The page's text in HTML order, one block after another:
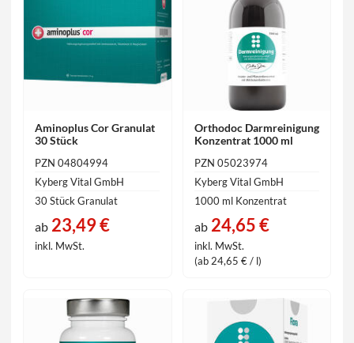
Aminoplus Cor Granulat
30 Stück
PZN 04804994
Kyberg Vital GmbH
30 Stück Granulat
ab 23,49 €
inkl. MwSt.
Orthodoc Darmreinigung
Konzentrat 1000 ml
PZN 05023974
Kyberg Vital GmbH
1000 ml Konzentrat
ab24,65 €
inkl. MwSt.
(ab 24,65 € / l)